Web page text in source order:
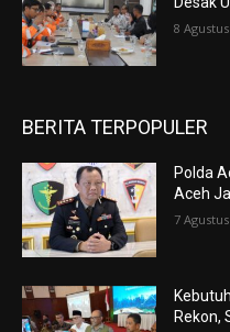
8
BERITA TERPOPULER
Polda
Aceh
7
Rekon,